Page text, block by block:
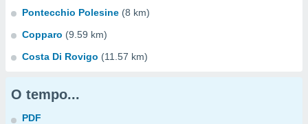
Pontecchio Polesine (8 km)
Copparo (9.59 km)
Costa Di Rovigo (11.57 km)
O tempo...
PDF